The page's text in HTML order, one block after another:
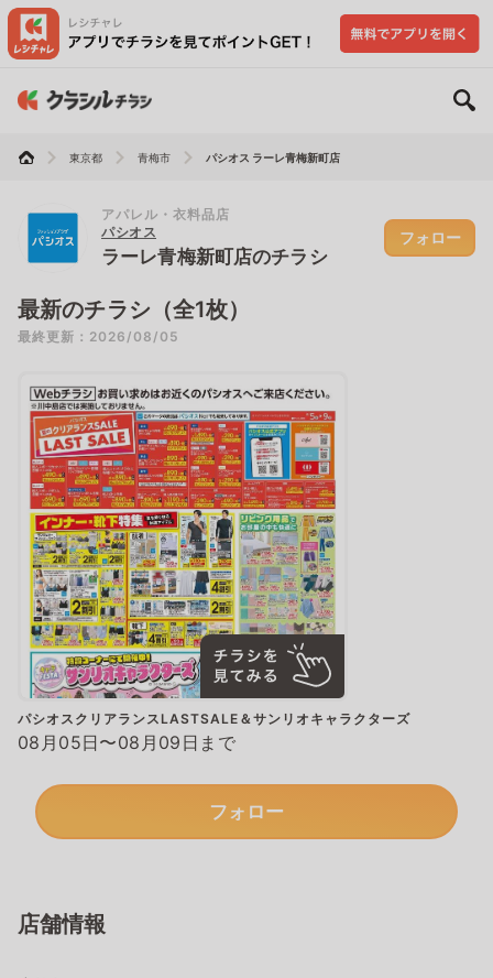
東京都 青梅市 パシオス ラーレ青梅新町店
アパレル・衣料品店
パシオス
ラーレ青梅新町店のチラシ
フォロー
最新のチラシ（全1枚）
最終更新：2026/08/05
パシオスクリアランスLASTSALE＆サンリオキャラクターズ
08月05日〜08月09日まで
フォロー
店舗情報